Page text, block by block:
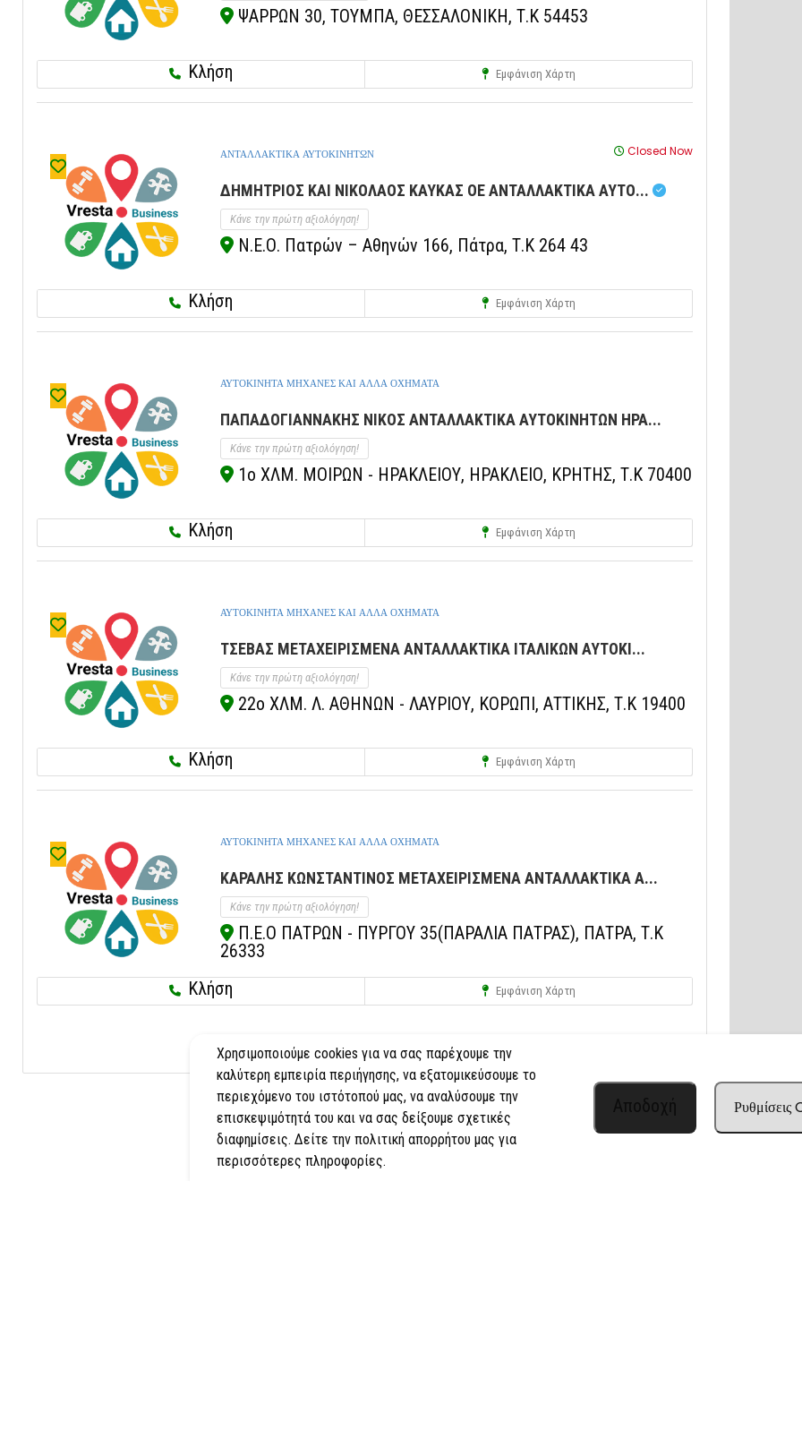
ΨΑΡΡΩΝ 30, ΤΟΥΜΠΑ, ΘΕΣΣΑΛΟΝΙΚΗ, Τ.Κ 54453
Κλήση Εμφάνιση Χάρτη
ΑΝΤΑΛΛΑΚΤΙΚΑ ΑΥΤΟΚΙΝΗΤΩΝ Closed Now
ΔΗΜΗΤΡΙΟΣ ΚΑΙ ΝΙΚΟΛΑΟΣ ΚΑΥΚΑΣ ΟΕ ΑΝΤΑΛΛΑΚΤΙΚΑ ΑΥΤΟ...
Κάνε την πρώτη αξιολόγηση!
Ν.Ε.Ο. Πατρών – Αθηνών 166, Πάτρα, Τ.Κ 264 43
Κλήση Εμφάνιση Χάρτη
ΑΥΤΟΚΙΝΗΤΑ ΜΗΧΑΝΕΣ ΚΑΙ ΑΛΛΑ ΟΧΗΜΑΤΑ
ΠΑΠΑΔΟΓΙΑΝΝΑΚΗΣ ΝΙΚΟΣ ΑΝΤΑΛΛΑΚΤΙΚΑ ΑΥΤΟΚΙΝΗΤΩΝ ΗΡΑ...
Κάνε την πρώτη αξιολόγηση!
1ο ΧΛΜ. ΜΟΙΡΩΝ - ΗΡΑΚΛΕΙΟΥ, ΗΡΑΚΛΕΙΟ, ΚΡΗΤΗΣ, Τ.Κ 70400
Κλήση Εμφάνιση Χάρτη
ΑΥΤΟΚΙΝΗΤΑ ΜΗΧΑΝΕΣ ΚΑΙ ΑΛΛΑ ΟΧΗΜΑΤΑ
ΤΣΕΒΑΣ ΜΕΤΑΧΕΙΡΙΣΜΕΝΑ ΑΝΤΑΛΛΑΚΤΙΚΑ ΙΤΑΛΙΚΩΝ ΑΥΤΟΚΙ...
Κάνε την πρώτη αξιολόγηση!
22ο ΧΛΜ. Λ. ΑΘΗΝΩΝ - ΛΑΥΡΙΟΥ, ΚΟΡΩΠΙ, ΑΤΤΙΚΗΣ, Τ.Κ 19400
Κλήση Εμφάνιση Χάρτη
ΑΥΤΟΚΙΝΗΤΑ ΜΗΧΑΝΕΣ ΚΑΙ ΑΛΛΑ ΟΧΗΜΑΤΑ
ΚΑΡΑΛΗΣ ΚΩΝΣΤΑΝΤΙΝΟΣ ΜΕΤΑΧΕΙΡΙΣΜΕΝΑ ΑΝΤΑΛΛΑΚΤΙΚΑ Α...
Κάνε την πρώτη αξιολόγηση!
Π.Ε.Ο ΠΑΤΡΩΝ - ΠΥΡΓΟΥ 35(ΠΑΡΑΛΙΑ ΠΑΤΡΑΣ), ΠΑΤΡΑ, Τ.Κ
26333
Κλήση
Εμφάνιση Χάρτη
Χρησιμοποιούμε cookies για να σας παρέχουμε την
καλύτερη εμπειρία περιήγησης, να εξατομικεύσουμε το
περιεχόμενο του ιστότοπού μας, να αναλύσουμε την
επισκεψιμότητά του και να σας δείξουμε σχετικές
διαφημίσεις. Δείτε την πολιτική απορρήτου μας για
περισσότερες πληροφορίες.